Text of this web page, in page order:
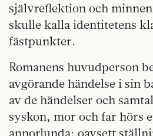
självreflektion och
skulle kalla identitetens
fästpunkter.
Romanens huvudperson
avgörande händelse i sin
av de händelser och
syskon, mor och far hörs
annorlunda; oavsett